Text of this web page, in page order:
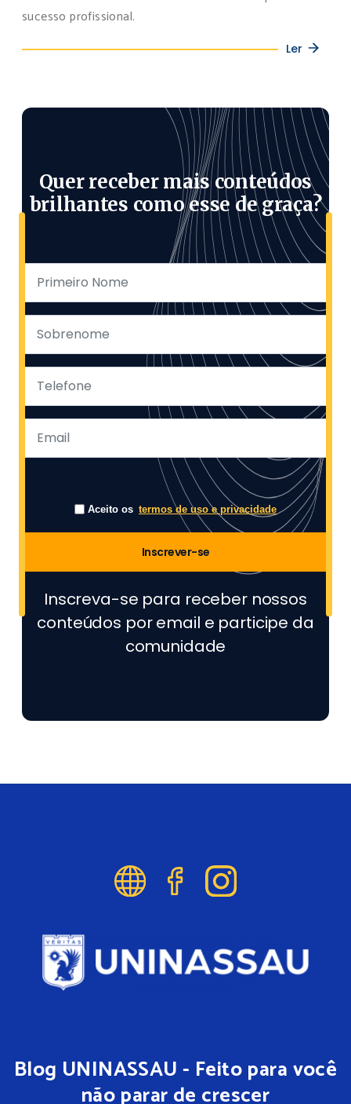
sucesso profissional.
Ler
Quer receber mais conteúdos
brilhantes como esse de graça?
Aceito os termos de uso e privacidade
Inscrever-se
Inscreva-se para receber nossos
conteúdos por email e participe da
comunidade
Blog UNINASSAU - Feito para você
não parar de crescer